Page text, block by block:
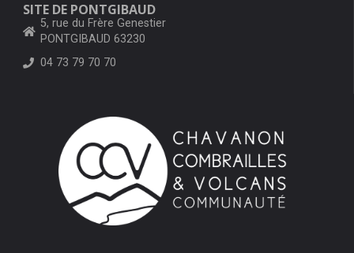
SITE DE PONTGIBAUD
5, rue du Frère Genestier
PONTGIBAUD 63230
04 73 79 70 70